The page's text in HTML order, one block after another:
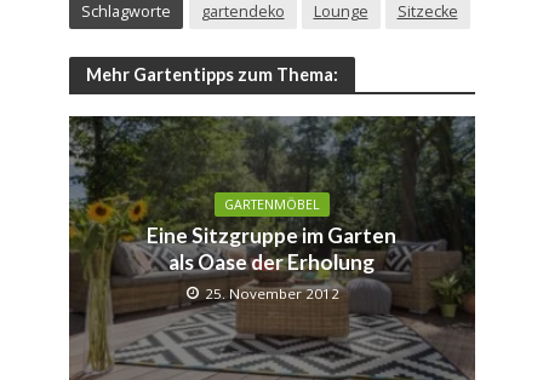
Schlagworte gartendeko Lounge Sitzecke
Mehr Gartentipps zum Thema:
GARTENMÖBEL
Eine Sitzgruppe im Garten
als Oase der Erholung
25. November 2012